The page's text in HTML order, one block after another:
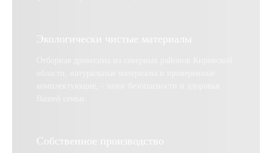
Экологически чистые материалы
Собственное производство